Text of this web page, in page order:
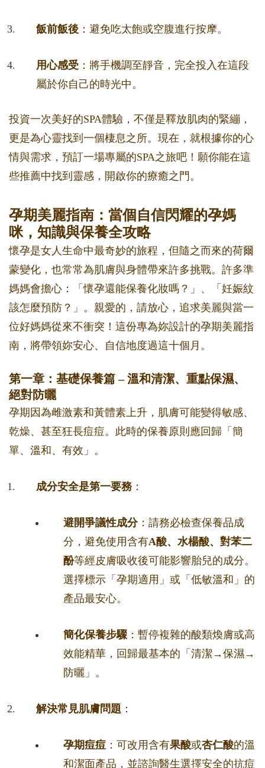
飯前飯後 ：避免吃太飽或空腹進行按摩。
用心感受 ：將手機調至靜音，完全投入在這段
屬於你自己的時光中。
投資一次美好的SPA體驗，不僅是釋放肌肉的緊繃，
更是為心靈找到一個棲息之所。現在，就根據你的心
情與需求，預訂一場專屬的SPA之旅吧！願你能在這
些推薦中找到靈感，開啟你的療癒之門。
孕期美麗指南：當個自信閃耀的孕媽
咪，知識與保養全攻略
懷孕是女人生命中最奇妙的旅程，但隨之而來的荷爾
蒙變化，也常常為肌膚與身體帶來許多挑戰。許多準
媽媽會擔心：「懷孕還能保養化妝嗎？」、「妊娠紋
該怎麼預防？」。親愛的，請放心，追求美麗與當一
位好媽媽從來不衝突！這份專為妳設計的孕期美麗指
南，將帶領妳安心、自信地度過這十個月。
第一章：基礎保養篇 – 溫和清潔、重點保濕、
絕對防曬
孕期因為雌激素和黃體素上升，肌膚可能變得敏感、
乾燥、甚至狂長痘痘。此時的保養原則應回歸「簡
單、溫和、有效」。
成分安全是第一要務：
避開爭議性成分：請務必檢查保養品成
分，避免使用含有A酸、水楊酸、對苯二
酚等經皮膚吸收後可能影響胎兒的成分。
選擇標示「孕期適用」或「低敏溫和」的
產品最安心。
簡化保養步驟 ：暫停複雜的酸類煥膚或高
效能精華，回歸最基本的「清潔→保濕→
防曬」。
解決常見肌膚問題 ：
孕期痘痘 ：可改用含有果酸或杏仁酸的溫
和潔面產品，並諮詢醫生選擇安全的抗痘